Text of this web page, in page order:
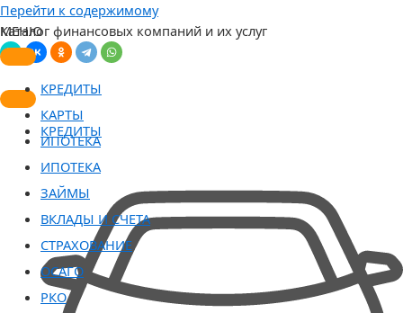
Перейти к содержимому
Каталог финансовых компаний и их услуг
КРЕДИТЫ
МЕНЮ
КРЕДИТЫ
КАРТЫ
ИПОТЕКА
ИПОТЕКА
ЗАЙМЫ
ВКЛАДЫ И СЧЕТА
СТРАХОВАНИЕ
ОСАГО
РКО